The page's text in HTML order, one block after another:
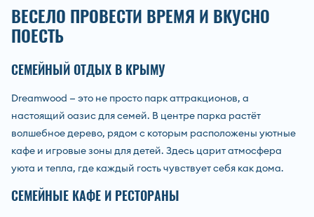
ВЕСЕЛО ПРОВЕСТИ ВРЕМЯ И ВКУСНО
ПОЕСТЬ
СЕМЕЙНЫЙ ОТДЫХ В КРЫМУ
Dreamwood — это не просто парк аттракционов, а
настоящий оазис для семей. В центре парка растёт
волшебное дерево, рядом с которым расположены уютные
кафе и игровые зоны для детей. Здесь царит атмосфера
уюта и тепла, где каждый гость чувствует себя как дома.
СЕМЕЙНЫЕ КАФЕ И РЕСТОРАНЫ